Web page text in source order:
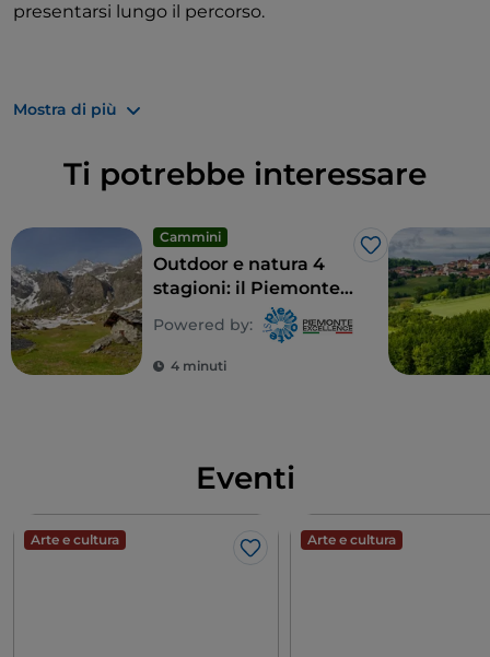
presentarsi lungo il percorso.
DISTANZA: 6,7 km
ALTITUDINE MINIMA: 250 m
Scarica la mappa GPX del percorso
Map data @OpenStreetMap contributors , @Club
Mostra di più
Ti potrebbe interessare
Cammini
Like
Outdoor e natura 4
stagioni: il Piemonte è
l’esperienza che non
ti aspetti
Powered by:
4 minuti
Eventi
Arte e cultura
Like
Arte e cultura